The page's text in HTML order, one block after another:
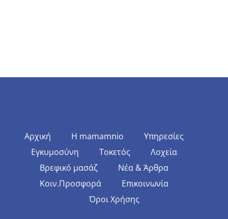
Αρχική Η mamamnio
Υπηρεσίες
Εγκυμοσύνη
Τοκετός
Λοχεία
Βρεφικό μασάζ
Νέα & Άρθρα
Κοιν.Προσφορά
Επικοινωνία
Όροι Χρήσης